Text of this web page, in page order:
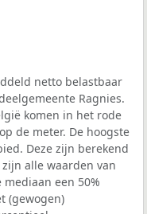
netto belastbaar
Ragnies.
komen in het rode
de meter. De hoogste
Deze zijn berekend
alle waarden van
een 50%
(gewogen)